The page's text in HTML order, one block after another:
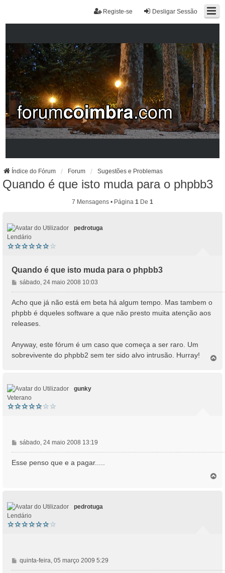
Desligar Sessão
Registe-se
Índice do Fórum Forum Sugestões e Problemas
Quando é que isto muda para o phpbb3
7 Mensagens • Página 1 De 1
pedrotuga
Lendário
Quando é que isto muda para o phpbb3
M
e
n
a
g
m
sábado, 24 maio 2008 10:03
Acho que já não está em beta há algum tempo. Mas tambem o
phpbb é dqueles software a que não presto muita atenção aos
releases.
Anyway, este fórum é um caso que começa a ser raro. Um
sobrevivente do phpbb2 sem ter sido alvo intrusão. Hurray!
gunky
Veterano
M
e
m
sábado, 24 maio 2008 13:19
Esse penso que e a pagar.....
pedrotuga
Lendário
M
e
quinta-feira, 05 março 2009 5:29